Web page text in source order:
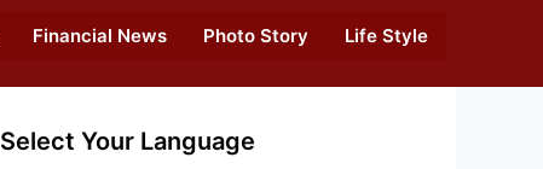
Financial News Photo Story Life Style
Select Your Language